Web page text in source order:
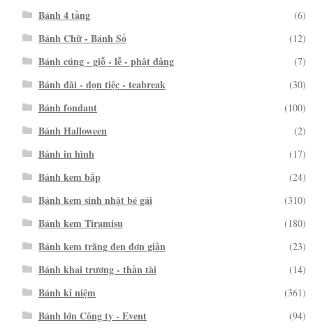
Bánh 4 tầng (6)
Bánh Chữ - Bánh Số (12)
Bánh cúng - giỗ - lễ - phật đảng (7)
Bánh đãi - dọn tiệc - teabreak (30)
Bánh fondant (100)
Bánh Halloween (2)
Bánh in hình (17)
Bánh kem bắp (24)
Bánh kem sinh nhật bé gái (310)
Bánh kem Tiramisu (180)
Bánh kem trắng đen đơn giản (23)
Bánh khai trương - thần tài (14)
Bánh kỉ niệm (361)
Bánh lớn Công ty - Event (94)